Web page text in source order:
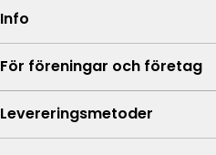
Info
För föreningar och företag
Levereringsmetoder